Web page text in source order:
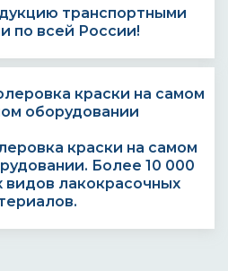
транспортными
по всей России!
краски на самом
Более 10 000
видов лакокрасочных